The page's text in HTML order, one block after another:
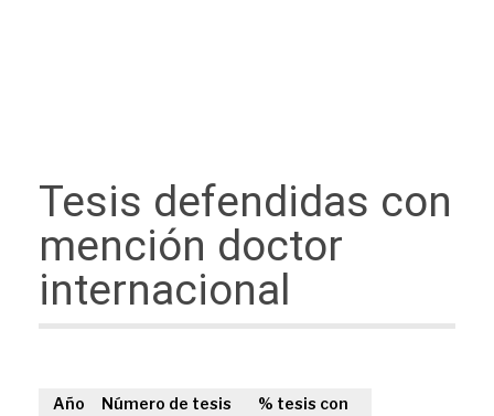
Tesis defendidas con
mención doctor
internacional
Año
Número de tesis
% tesis con